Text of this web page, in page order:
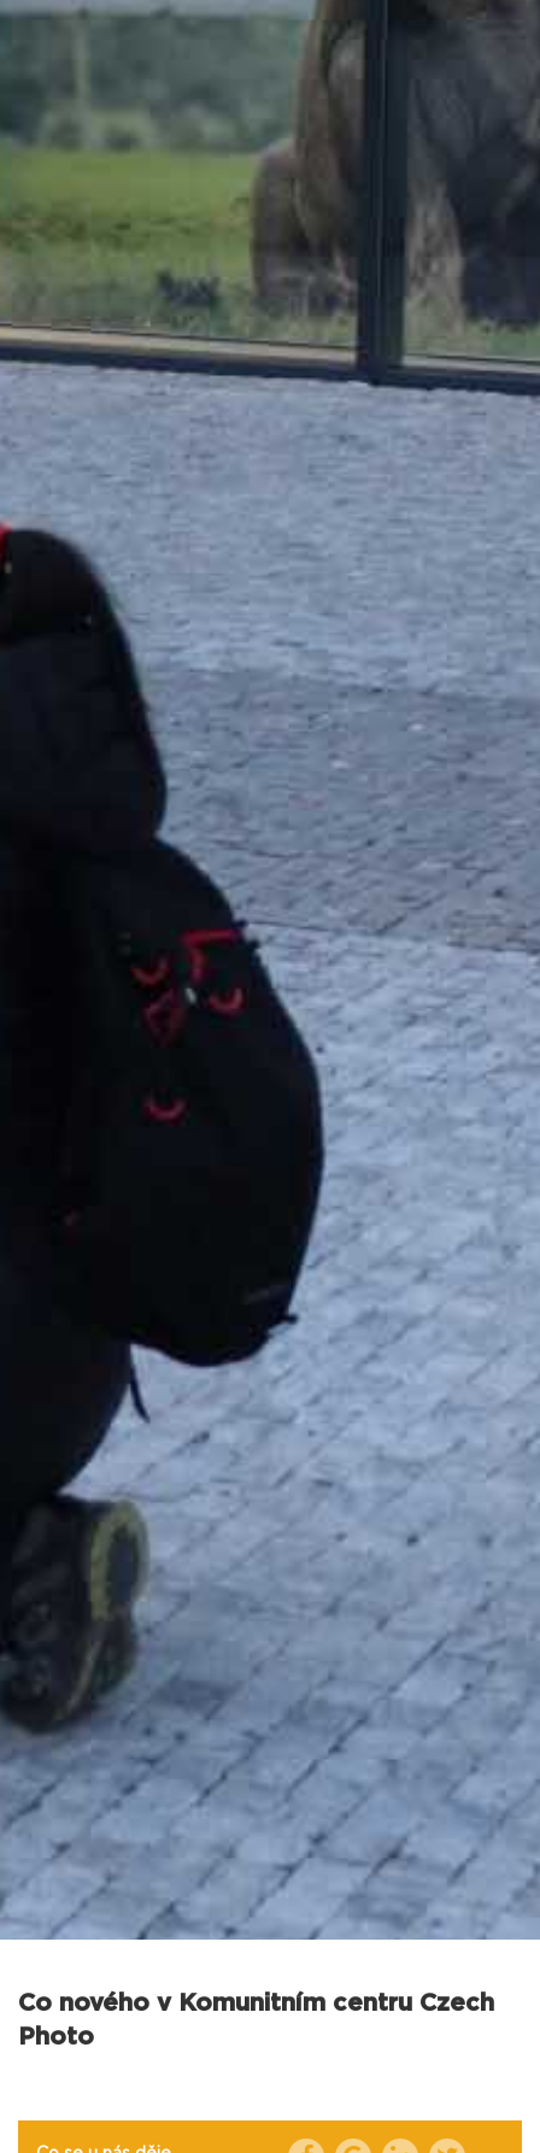
Co nového v Komunitním centru Czech
Photo